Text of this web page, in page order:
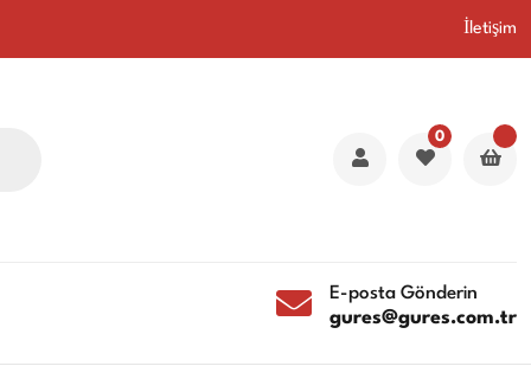
İletişim
0
E-posta Gönderin
gures@gures.com.tr